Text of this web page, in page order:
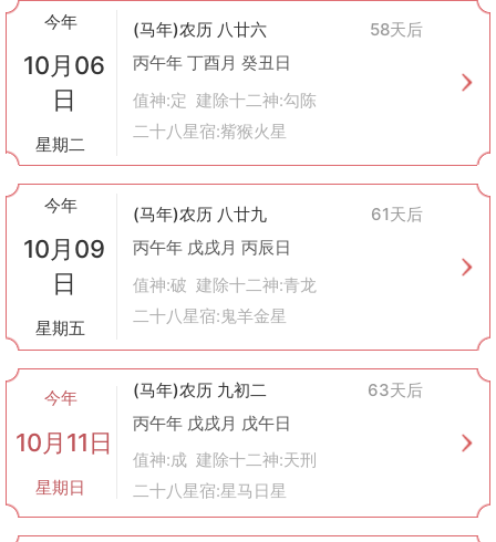
今年
10月06
日
星期二
(马年)农历 八廿六
58天后
丙午年 丁酉月 癸丑日
值神:定 建除十二神:勾陈
二十八星宿:觜猴火星
今年
10月09
日
星期五
(马年)农历 八廿九
61天后
丙午年 戊戌月 丙辰日
值神:破 建除十二神:青龙
二十八星宿:鬼羊金星
今年
10月11日
星期日
(马年)农历 九初二
63天后
丙午年 戊戌月 戊午日
值神:成 建除十二神:天刑
二十八星宿:星马日星